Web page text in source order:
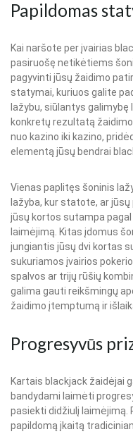
Papildomas
Kai naršote per įvairias
pasiruošę netikėtiems
pagyvinti jūsų žaidimo
statymai, kuriuos galite
lažybu, siūlantys
konkretų rezultatą
nuo kazino iki kazino,
elementą jūsų bendrai
Vienas paplitęs šoninis
lažyba, kur statote, ar
jūsų kortos sutampa
laimėjimą. Kitas įdomus
jungiantis jūsų dvi kortas
sukuriamos įvairios
spalvos ar trijų rūšių
galima gauti reikšmingų
žaidimo įtemptumą ir
Progresyvūs
Kartais blackjack žaidėjai
bandydami laimėti
pasiekti didžiulį laimėjimą.
papildomą įkaitą